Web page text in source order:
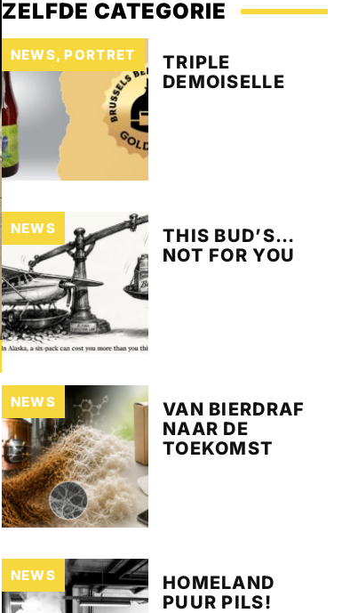
ZELFDE CATEGORIE
NEWS,PORTRET
TRIPLE
DEMOISELLE
NEWS
THIS BUD’S…
NOT FOR YOU
NEWS
VAN BIERDRAF
NAAR DE
TOEKOMST
NEWS
HOMELAND
PUUR PILS!